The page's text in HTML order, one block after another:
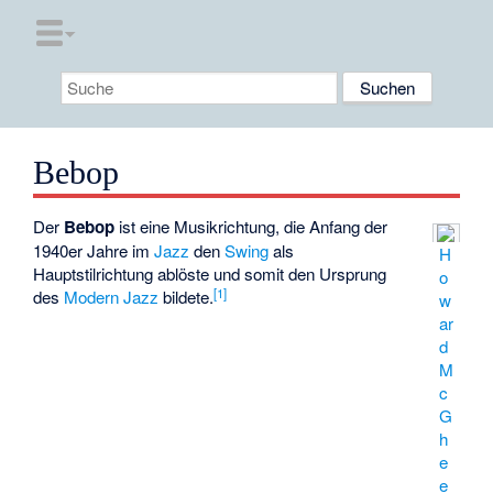
Bebop
H
o
w
ar
d
M
c
G
h
e
e
Der Bebop ist eine Musikrichtung, die Anfang der
1940er Jahre imJazz denSwingals
Hauptstilrichtung ablöste und somit den Ursprung
des Modern Jazz bildete.[1]